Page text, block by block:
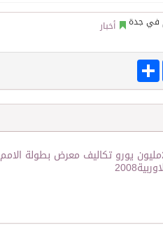
أخبار
Share
2مليون يورو تكاليف معرض بطولة الامم